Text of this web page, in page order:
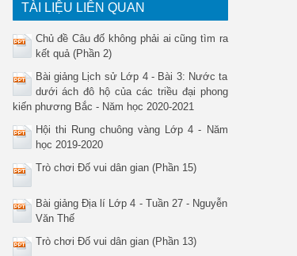
TÀI LIỆU LIÊN QUAN
Chủ đề Câu đố không phải ai cũng tìm ra
kết quả (Phần 2)
Bài giảng Lịch sử Lớp 4 - Bài 3: Nước ta
dưới ách đô hộ của các triều đại phong
kiến phương Bắc - Năm học 2020-2021
Hội thi Rung chuông vàng Lớp 4 - Năm
học 2019-2020
Trò chơi Đố vui dân gian (Phần 15)
Bài giảng Địa lí Lớp 4 - Tuần 27 - Nguyễn
Văn Thế
Trò chơi Đố vui dân gian (Phần 13)